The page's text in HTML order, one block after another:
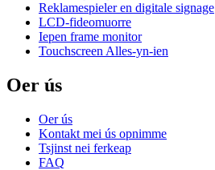
Reklamespieler en digitale signage
LCD-fideomuorre
Iepen frame monitor
Touchscreen Alles-yn-ien
Oer ús
Oer ús
Kontakt mei ús opnimme
Tsjinst nei ferkeap
FAQ